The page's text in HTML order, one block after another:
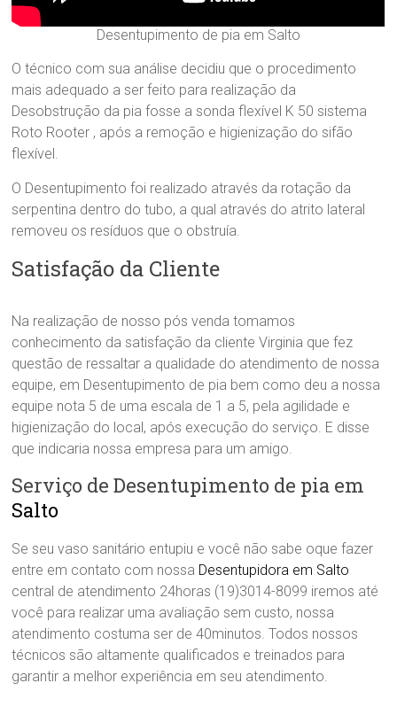
Desentupimento de pia em Salto
O técnico com sua análise decidiu que o procedimento
mais adequado a ser feito para realização da
Desobstrução da pia fosse a sonda flexível K 50 sistema
Roto Rooter , após a remoção e higienização do sifão
flexível.
O Desentupimento foi realizado através da rotação da
serpentina dentro do tubo, a qual através do atrito lateral
removeu os resíduos que o obstruía.
Satisfação da Cliente
Na realização de nosso pós venda tomamos
conhecimento da satisfação da cliente Virginia que fez
questão de ressaltar a qualidade do atendimento de nossa
equipe, em Desentupimento de pia bem como deu a nossa
equipe nota 5 de uma escala de 1 a 5, pela agilidade e
higienização do local, após execução do serviço. E disse
que indicaria nossa empresa para um amigo.
Serviço de Desentupimento de pia em
Salto
Se seu vaso sanitário entupiu e você não sabe oque fazer
entre em contato com nossa Desentupidora em Salto
central de atendimento 24horas (19)3014-8099 iremos até
você para realizar uma avaliação sem custo, nossa
atendimento costuma ser de 40minutos. Todos nossos
técnicos são altamente qualificados e treinados para
garantir a melhor experiência em seu atendimento.